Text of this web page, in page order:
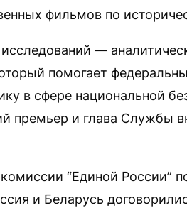
фильмов по
—
помогает
в сфере национальной
премьер и глава Службы
“Единой России”
и Беларусь